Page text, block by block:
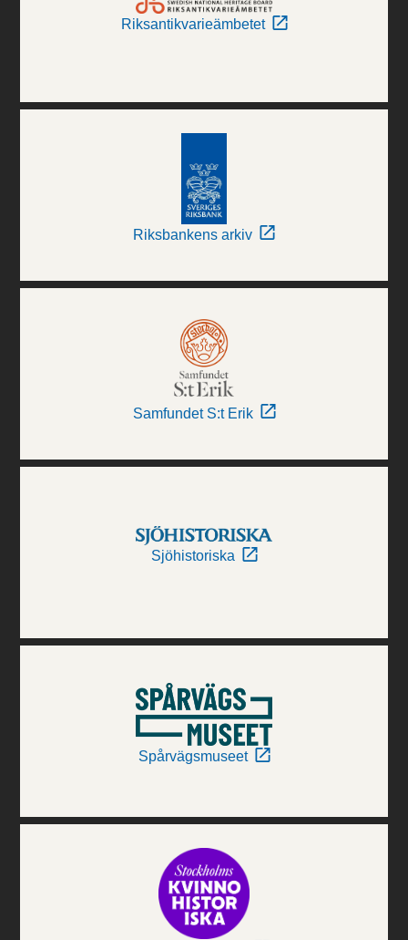
Riksantikvarieämbetet
Riksbankens arkiv
Samfundet S:t Erik
Sjöhistoriska
Spårvägsmuseet